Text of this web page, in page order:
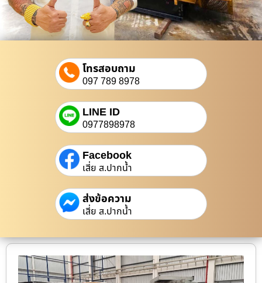
โทรสอบถาม
097 789 8978
LINE ID
0977898978
Facebook
เสี่ย ส.ปากน้ำ
ส่งข้อความ
เสี่ย ส.ปากน้ำ